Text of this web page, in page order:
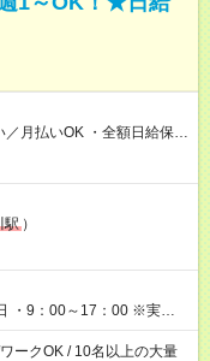
／月払いOK ・全額日給保証
支給！ ※100勤務目で合計
■法定研修：
給 『お弁当』支給もあり♪
駅 ）
・9：00～17：00 ※実働8
日給保証あり！
ークOK / 10名以上の大量